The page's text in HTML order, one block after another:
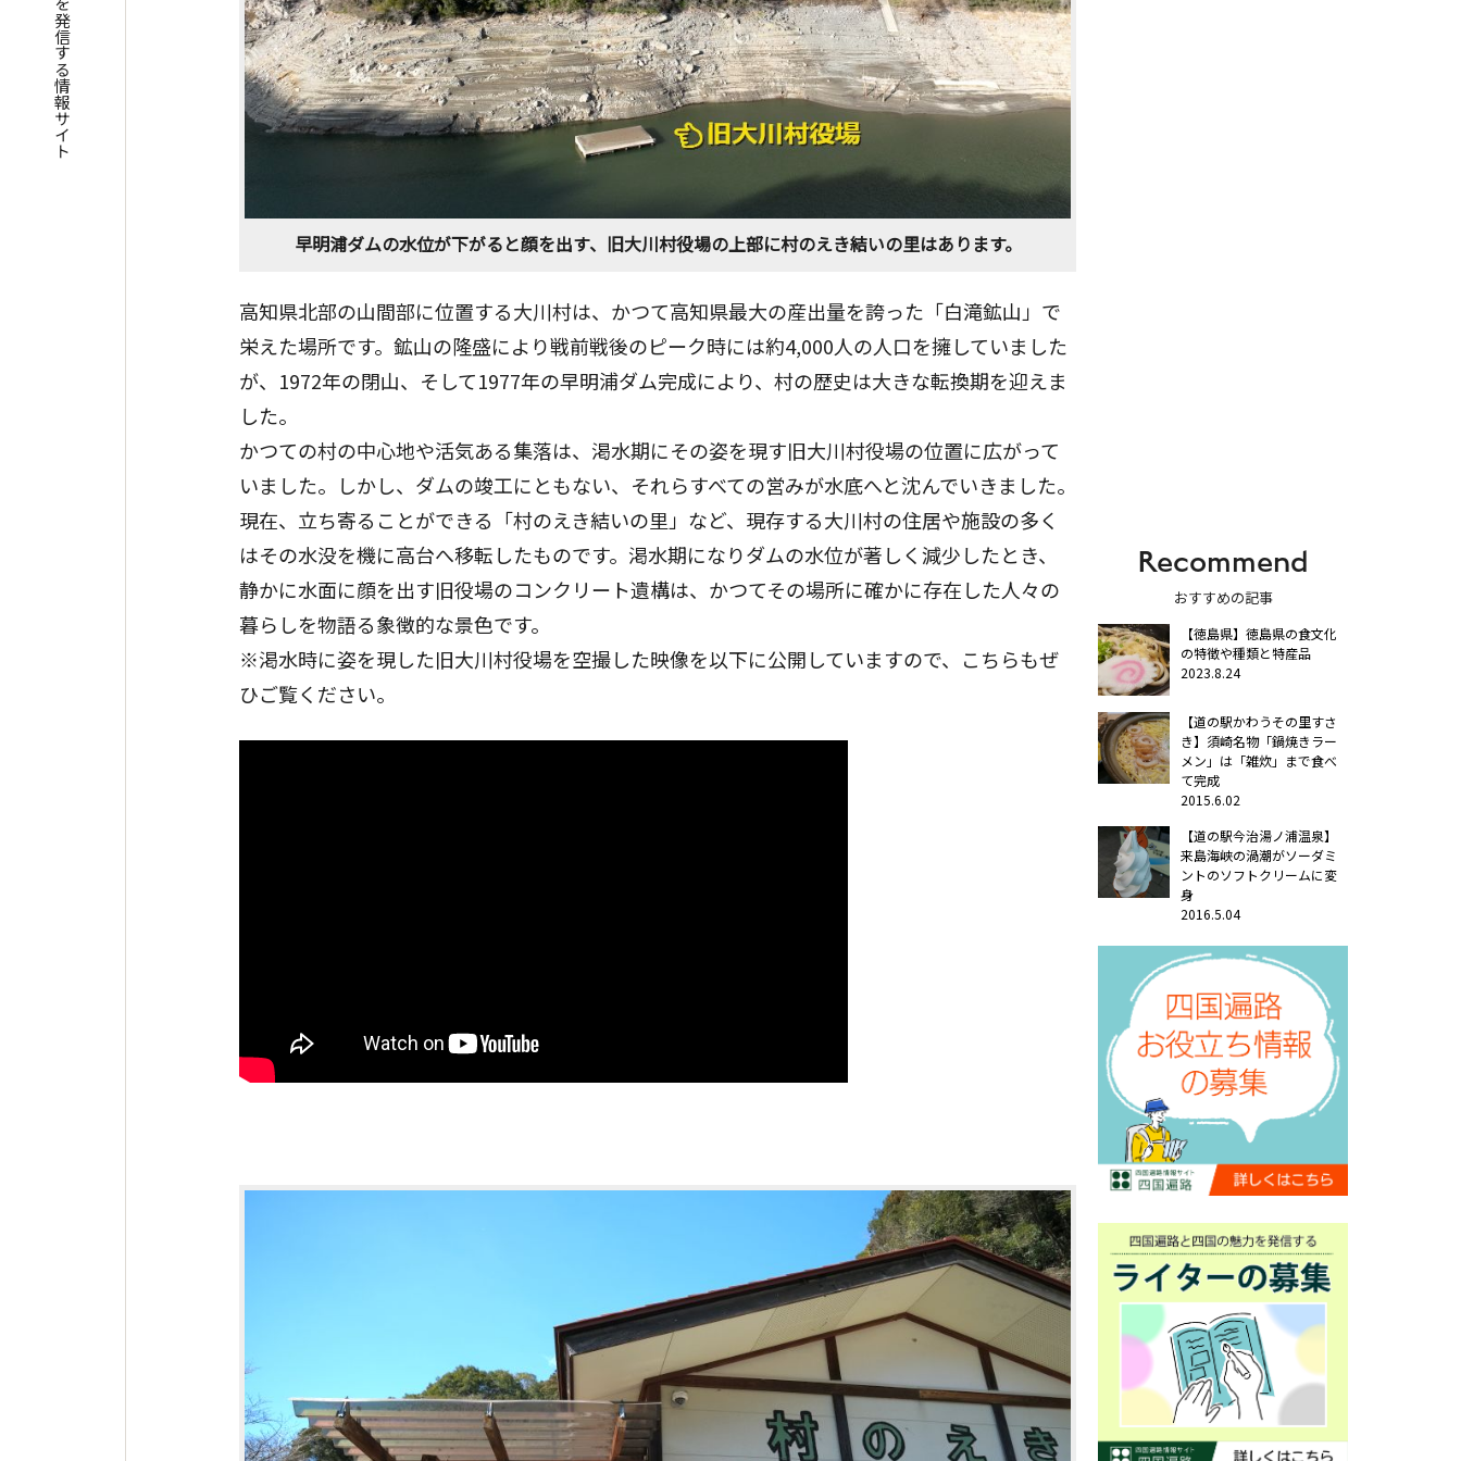
早明浦ダムの水位が下がると顔を出す、旧大川村役場の上部に村のえき結いの里はあります。
高知県北部の山間部に位置する大川村は、かつて高知県最大の産出量を誇った「白滝鉱山」で
栄えた場所です。鉱山の隆盛により戦前戦後のピーク時には約4,000人の人口を擁していました
が、1972年の閉山、そして1977年の早明浦ダム完成により、村の歴史は大きな転換期を迎えま
した。
かつての村の中心地や活気ある集落は、渇水期にその姿を現す旧大川村役場の位置に広がって
いました。しかし、ダムの竣工にともない、それらすべての営みが水底へと沈んでいきました。
現在、立ち寄ることができる「村のえき結いの里」など、現存する大川村の住居や施設の多く
はその水没を機に高台へ移転したものです。渇水期になりダムの水位が著しく減少したとき、
静かに水面に顔を出す旧役場のコンクリート遺構は、かつてその場所に確かに存在した人々の
暮らしを物語る象徴的な景色です。
※渇水時に姿を現した旧大川村役場を空撮した映像を以下に公開していますので、こちらもぜ
ひご覧ください。
Recommend
おすすめの記事
【徳島県】徳島県の食文化
の特徴や種類と特産品
2023.8.24
【道の駅かわうその里すさ
き】須崎名物「鍋焼きラー
メン」は「雑炊」まで食べ
て完成
2015.6.02
【道の駅今治湯ノ浦温泉】
来島海峡の渦潮がソーダミ
ントのソフトクリームに変
身
2016.5.04